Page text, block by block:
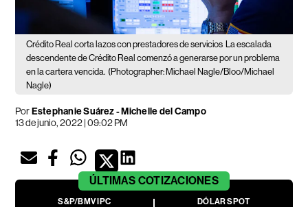
Crédito Real corta lazos con prestadores de servicios
La escalada
descendente de Crédito Real comenzó a generarse por un problema
en la cartera vencida. (Photographer: Michael Nagle/Bloo/Michael
Nagle)
PorEstephanie Suárez-Michelle del Campo
13 de junio, 2022 | 09:02 PM
ÚLTIMAS COTIZACIONES
S&P/BMV IPC
DÓLAR SPOT